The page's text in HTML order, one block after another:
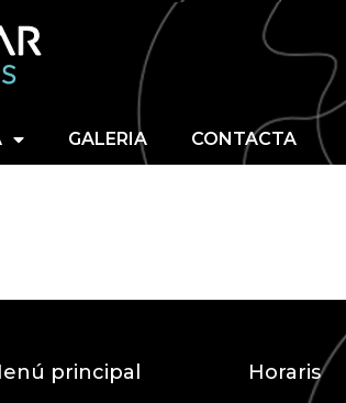
BOTIGA
GALERIA CONTACTA
principal Horaris